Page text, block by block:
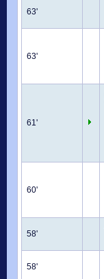
63'
63'
61'
60'
58'
58'